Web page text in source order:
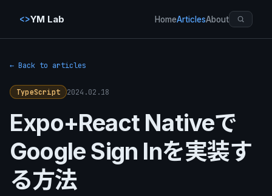
<>YM Lab HomeArticlesAbout
← Back to articles
TypeScript 2024.02.18
Expo+React Nativeで
Google Sign Inを実装す
る方法